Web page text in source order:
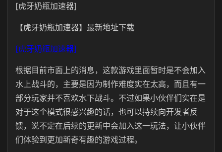
[虎牙奶瓶加速器]
【虎牙奶瓶加速器】最新地址下载
[虎牙奶瓶加速器]
根据目前市面上的消息，这款游戏里面暂时是不会加入
水上战斗的，主要是因为制作难度实在太高，而且有一
部分玩家并不喜欢水下战斗。不过如果小伙伴们实在是
对于这个模式很感兴趣的话，也可以持续向开发者反
馈，说不定在后续的更新中会加入这一玩法，让小伙伴
们体验到更加新奇有趣的游戏过程。